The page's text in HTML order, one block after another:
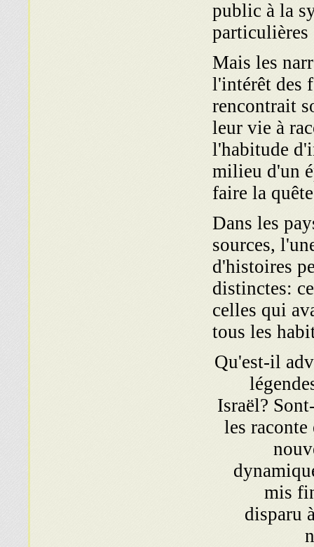
public à la
particulières
Mais les
l'intérêt des
rencontrait
leur vie à
l'habitude
milieu d'un
faire la quête
Dans les
sources,
d'histoires
distinctes:
celles qui
tous les
Qu'est-il
Israël?
les raconte
mis
disparu